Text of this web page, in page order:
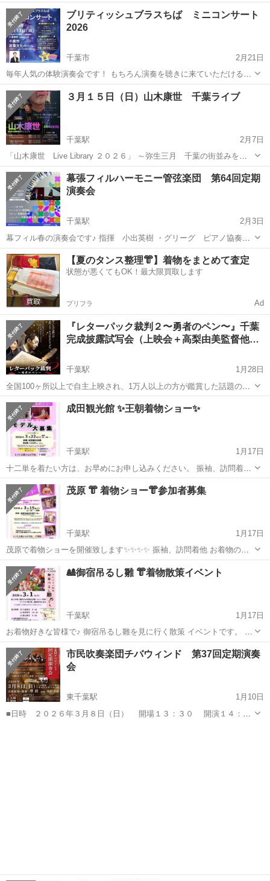
【会場】 千葉市若葉文化ホール 【料金】 こども500円（中学生以下）
おとな800円 ペア 1,000円（おと...
千葉 千葉市 千城台駅 コンサート/ショー
ブリティッシュブラスちば ミニコンサート
2026
千葉市
2月21日
毎年人気の体験演奏会です！ もちろん演奏を聴きに来ていただけるお
客様もお待ちしております。入場無料、予約不要。 一緒にステージで
演奏してくださる方、事前のお申込み、お待ちしております。 2026年
5月17日（日） ...
千葉 千葉市 コンサート/ショー ステージ
３月１５日（日）山木康世 千葉ライブ
千葉駅
2月7日
「山木康世 Live Library ２０２６」 ～弥生三月 千葉の街並みを見
下ろすほんわかライブ～ 会場＝グッドスペース-Blue Mountain 千葉県
千葉市中央区富士見２丁目１５−１ ワラビビル９階 交...
千葉 千葉市 千葉駅 コンサート/ショー 山木康世
幕張フィルハーモニー管弦楽団 第64回定期
演奏会
千葉駅
2月3日
幕フィル春の演奏会です♪ 指揮 小出英樹 ・グリーグ ピアノ協奏曲
（ピアノ独奏 竹内麻優） ・チャイコフスキー 悲劇的序曲 ・ベート
ーヴェン 交響曲第6番「田園」 日時 2026年4月26日（日）14:00開...
千葉 千葉市 千葉駅 コンサート/ショー 定期演奏会
【夏のタンス整理👘】着物をまとめて査定
状態が悪くてもOK！最大限買取します
プリフラ Ad
『レターパック裁判２〜勇者のペン〜』千葉
完成披露試写会（上映会＋高梨由美監督他…
千葉駅
1月28日
全国100ヶ所以上で自主上映され、1万人以上の方が鑑賞した話題の映
画「レターパック裁判～勇者の証～」。その第二弾となる映画がいよ
いよ公開！ 今話題の芸人・アップダウンのお二人も出演！
https://letterpa...
千葉 千葉市 千葉駅 コンサート/ショー
成田観光館 ✨王朝着物ショー✨
千葉駅
1月17日
十二単を着たい方は、お早めにお申し込みください。 振袖、訪問着他
のショーもあります。 お着物の無い方もご参加OKです。 貸し出し出
来ますので、ご予約をお願い致します。 詳しい内容は、お問い合わせ
ください。 主催 ハ...
千葉 千葉市 千葉駅 コンサート/ショー ショー
茂原 👘 着物ショー👘参加者募集
千葉駅
1月17日
茂原で着物ショーを開催致します✨✨✨✨ 振袖、訪問着他 お着物の貸
し出しOKです。 お着物を、着たい方チャンス！ 自慢のお着物を着て
ランウェイ♪ プロがお着付け致しますので、 ご安心ください。 詳しい
内容は、お気軽にお...
千葉 千葉市 千葉駅 コンサート/ショー ショー
🎎御宿吊るし雛 👘着物散策イベント
千葉駅
1月17日
お着物好きな皆様で♪ 御宿吊るし雛を見に行く散策 イベントです。 着
物の着方は、お教え致します。 皆様ご一緒にお出かけしましょう🎵
(仕上げは、着物のプロにお任せくださいませ) ハクビ生徒様のお友
達、一般の方、 お着物で...
千葉 千葉市 千葉駅 コンサート/ショー
市民吹奏楽団チバウィンド 第37回定期演奏
会
東千葉駅
1月10日
■日時 ２０２６年３月８日（日） 開場１３：３０ 開演１４：０